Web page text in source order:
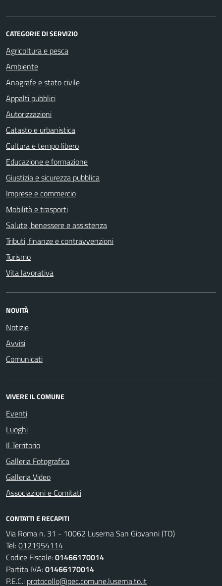
CATEGORIE DI SERVIZIO
Agricoltura e pesca
Ambiente
Anagrafe e stato civile
Appalti pubblici
Autorizzazioni
Catasto e urbanistica
Cultura e tempo libero
Educazione e formazione
Giustizia e sicurezza pubblica
Imprese e commercio
Mobilità e trasporti
Salute, benessere e assistenza
Tributi, finanze e contravvenzioni
Turismo
Vita lavorativa
NOVITÀ
Notizie
Avvisi
Comunicati
VIVERE IL COMUNE
Eventi
Luoghi
Il Territorio
Galleria Fotografica
Galleria Video
Associazioni e Comitati
CONTATTI E RECAPITI
Via Roma n. 31 - 10062 Luserna San Giovanni (TO)
Tel:0121954114
Codice Fiscale:01466170014
Partita IVA:01466170014
P.E.C.: protocollo@pec.comune.luserna.to.it